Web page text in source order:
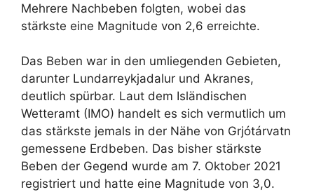
Mehrere Nachbeben folgten, wobei das
stärkste eine Magnitude von 2,6 erreichte.
Das Beben war in den umliegenden Gebieten,
darunter Lundarreykjadalur und Akranes,
deutlich spürbar. Laut dem Isländischen
Wetteramt (IMO) handelt es sich vermutlich um
das stärkste jemals in der Nähe von Grjótárvatn
gemessene Erdbeben. Das bisher stärkste
Beben der Gegend wurde am 7. Oktober 2021
registriert und hatte eine Magnitude von 3,0.